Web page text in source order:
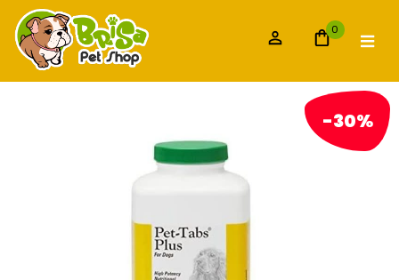
0
-30%